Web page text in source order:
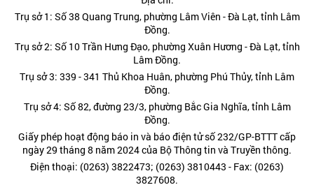
Trụ sở 1: Số 38 Quang Trung, phường Lâm Viên - Đà Lạt, tỉnh Lâm
Đồng.
Trụ sở 2: Số 10 Trần Hưng Đạo, phường Xuân Hương - Đà Lạt, tỉnh
Lâm Đồng.
Trụ sở 3: 339 - 341 Thủ Khoa Huân, phường Phú Thủy, tỉnh Lâm
Đồng.
Trụ sở 4: Số 82, đường 23/3, phường Bắc Gia Nghĩa, tỉnh Lâm
Đồng.
Giấy phép hoạt động báo in và báo điện tử số 232/GP-BTTT cấp
ngày 29 tháng 8 năm 2024 của Bộ Thông tin và Truyền thông.
Điện thoại: (0263) 3822473; (0263) 3810443 - Fax: (0263)
3827608.